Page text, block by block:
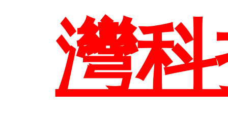
本
系所
灣